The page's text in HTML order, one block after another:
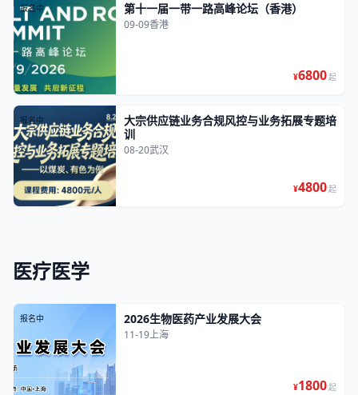
报名中 第十一届一带一路高峰论坛（香港）
09-09香港
¥6800起
报名中
大宗供应链业务合规风控与业务拓展专题培
训
08-20武汉
¥4800起
医疗医学
报名中 2026生物医药产业发展大会
11-19上海
¥1800起